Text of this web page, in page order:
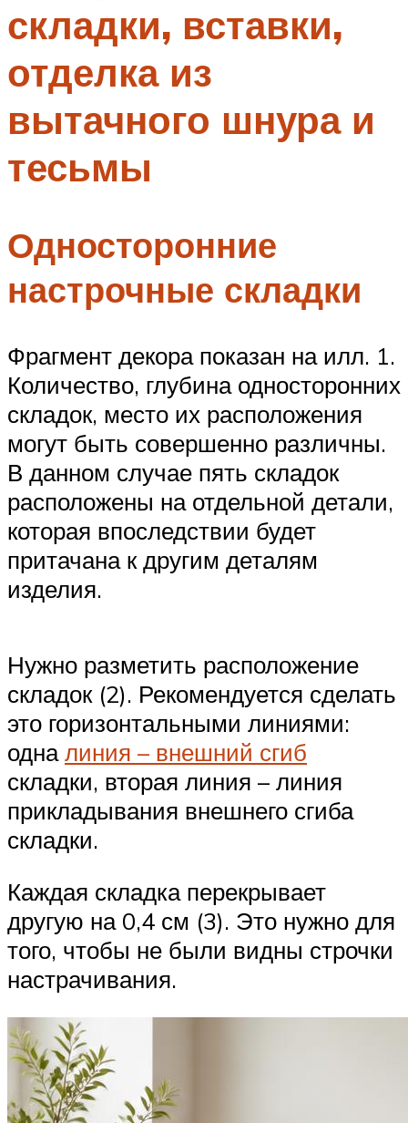
Меню
складки, вставки,
отделка из
вытачного шнура и
тесьмы
Односторонние
настрочные складки
Фрагмент декора показан на илл. 1.
Количество, глубина односторонних
складок, место их расположения
могут быть совершенно различны.
В данном случае пять складок
расположены на отдельной детали,
которая впоследствии будет
притачана к другим деталям
изделия.
Нужно разметить расположение
складок (2). Рекомендуется сделать
это горизонтальными линиями:
одналиния – внешний сгиб
складки, вторая линия – линия
прикладывания внешнего сгиба
складки.
Каждая складка перекрывает
другую на 0,4 см (3). Это нужно для
того, чтобы не были видны строчки
настрачивания.